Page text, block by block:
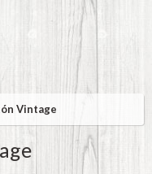
Vintage